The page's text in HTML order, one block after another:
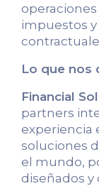
impuestos y
Lo que nos
Financial
partners
experiencia
soluciones
el mundo,
diseñados y